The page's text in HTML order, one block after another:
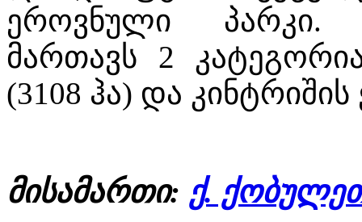
ეროვნული პარკი.
მართავს 2
(3108 ჰა) და
მისამართი: ქ.